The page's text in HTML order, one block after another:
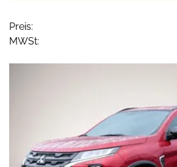
Preis:
MWSt: